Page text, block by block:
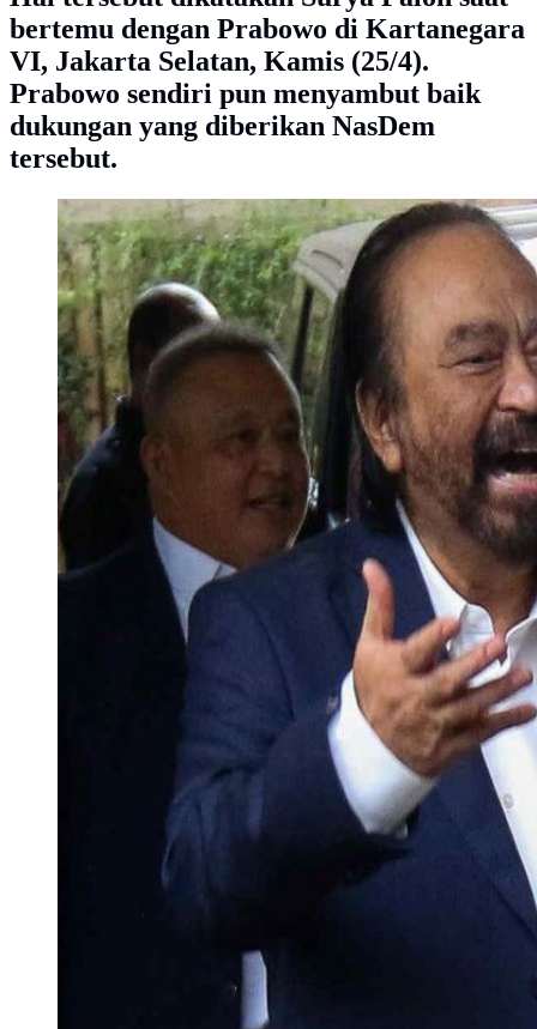
bertemu dengan Prabowo di Kartanegara
VI, Jakarta Selatan, Kamis (25/4).
Prabowo sendiri pun menyambut baik
dukungan yang diberikan NasDem
tersebut.